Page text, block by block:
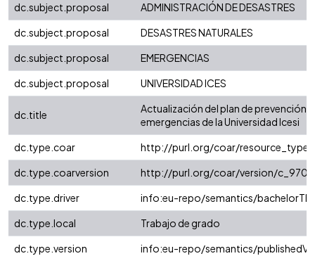
dc.subject.proposal
ADMINISTRACIÓN DE DESASTRES
dc.subject.proposal
DESASTRES NATURALES
dc.subject.proposal
EMERGENCIAS
dc.subject.proposal
UNIVERSIDAD ICES
dc.title
Actualización del plan de prevención
emergencias de la Universidad Icesi
dc.type.coar
http://purl.org/coar/resource_type/
dc.type.coarversion
http://purl.org/coar/version/
dc.type.driver
info:eu-repo/semantics/
dc.type.local
Trabajo de grado
dc.type.version
info:eu-repo/semantics/